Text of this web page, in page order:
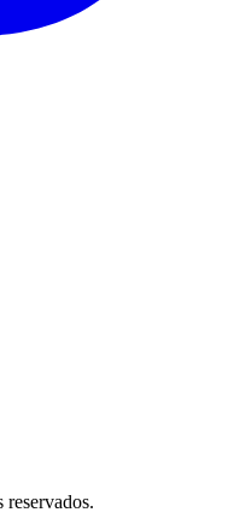
reservados.